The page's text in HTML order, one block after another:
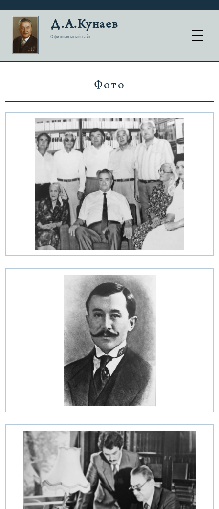
Д.А.Кунаев
Официальный сайт
Фото